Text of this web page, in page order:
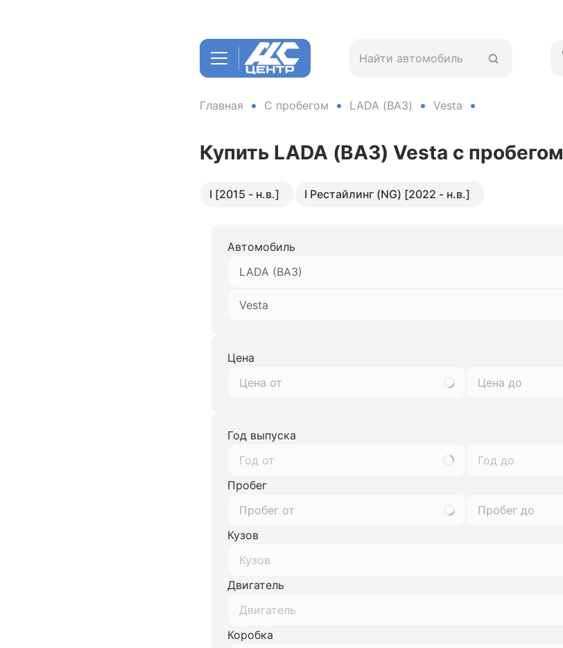
Главная С пробегом LADA (ВАЗ) Vesta
Купить LADA (ВАЗ) Vesta с пробегом
I [2015 - н.в.] I Рестайлинг (NG) [2022 - н.в.]
Автомобиль
LADA (ВАЗ)
Vesta
Цена
Год выпуска
Год от
Год до
Пробег
Кузов
Кузов
Двигатель
Двигатель
Коробка